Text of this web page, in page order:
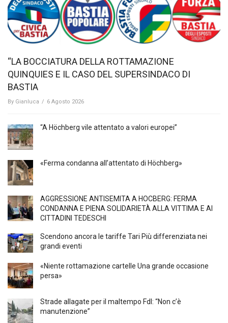
“LA BOCCIATURA DELLA ROTTAMAZIONE
QUINQUIES E IL CASO DEL SUPERSINDACO DI
BASTIA
By Gianluca / 6 Agosto 2026
“A Höchberg vile attentato a valori europei”
«Ferma condanna all’attentato di Höchberg»
AGGRESSIONE ANTISEMITA A HÖCBERG: FERMA
CONDANNA E PIENA SOLIDARIETÀ ALLA VITTIMA E AI
CITTADINI TEDESCHI
Scendono ancora le tariffe Tari Più differenziata nei
grandi eventi
«Niente rottamazione cartelle Una grande occasione
persa»
Strade allagate per il maltempo FdI: “Non c’è
manutenzione”